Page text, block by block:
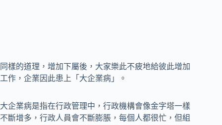
同樣的道理，增加下屬後，大家樂此不疲地給彼此增加
工作，企業因此患上「大企業病」。
大企業病是指在行政管理中，行政機構會像金字塔一樣
不斷增多，行政人員會不斷膨脹，每個人都很忙，但組